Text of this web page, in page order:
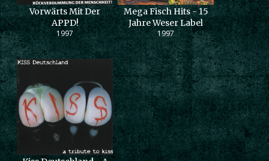
Vorwärts Mit Der
APPD!
1997
Mega Fisch Hits - 15
Jahre Weser Label
1997